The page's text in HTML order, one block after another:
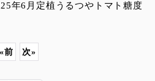
年6月定植うるつやトマト糖度
«前 次»